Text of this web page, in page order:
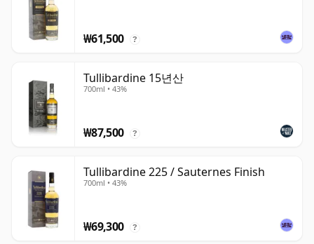
₩61,500 ?
Tullibardine 15년산
700ml • 43%
₩87,500 ?
Tullibardine 225 / Sauternes Finish
700ml • 43%
₩69,300 ?